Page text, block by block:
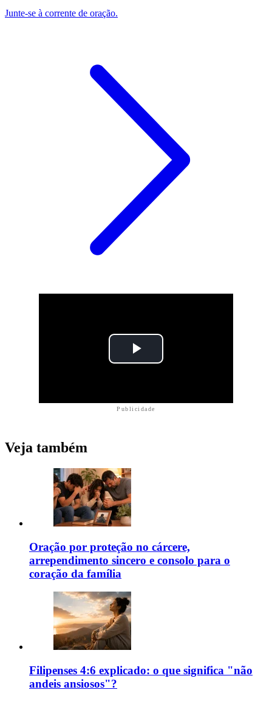
Junte-se à corrente de oração.
Publicidade
Veja também
Oração por proteção no cárcere,
arrependimento sincero e consolo para o
coração da família
Filipenses 4:6 explicado: o que significa "não
andeis ansiosos"?